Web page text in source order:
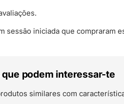
sessão iniciada que compraram
podem interessar-te
similares com